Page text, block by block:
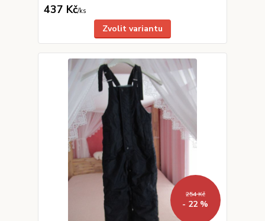
437 Kč/ks
Zvolit variantu
254 Kč
- 22 %